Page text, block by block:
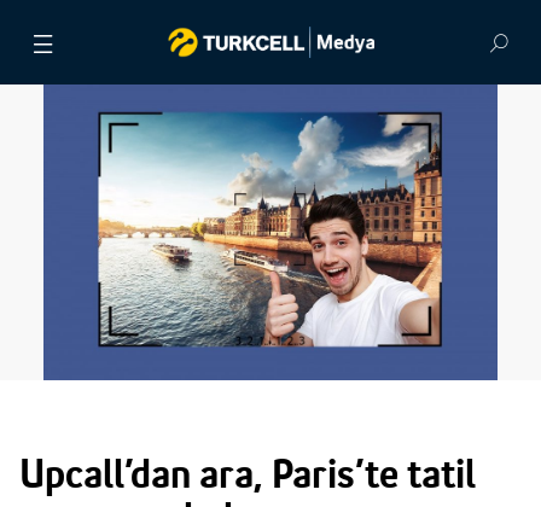
BASIN BÜLTENLERİ
VİDEOLAR
GÖRSEL ARŞİV
Upcall’dan ara, Paris’te tatil